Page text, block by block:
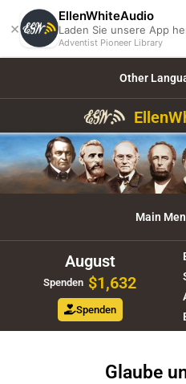
×
EllenWhiteAudio
Laden Sie unsere App
Adventist Pioneer Library
Other
Main
August
Spenden $1,632
Spenden
Glaube